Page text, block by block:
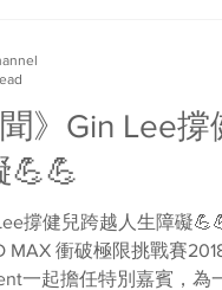
聞》Gin Lee撐
💪💪
健兒跨越人生障礙💪💪 Gin
衝破極限挑戰賽
一起擔任特別嘉賓，為